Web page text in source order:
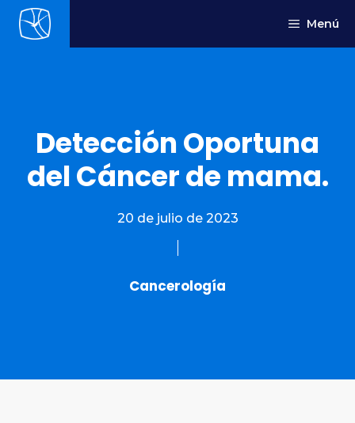
Saltar
Menú
Detección Oportuna
del Cáncer de mama.
20 de julio de 2023
Cancerología